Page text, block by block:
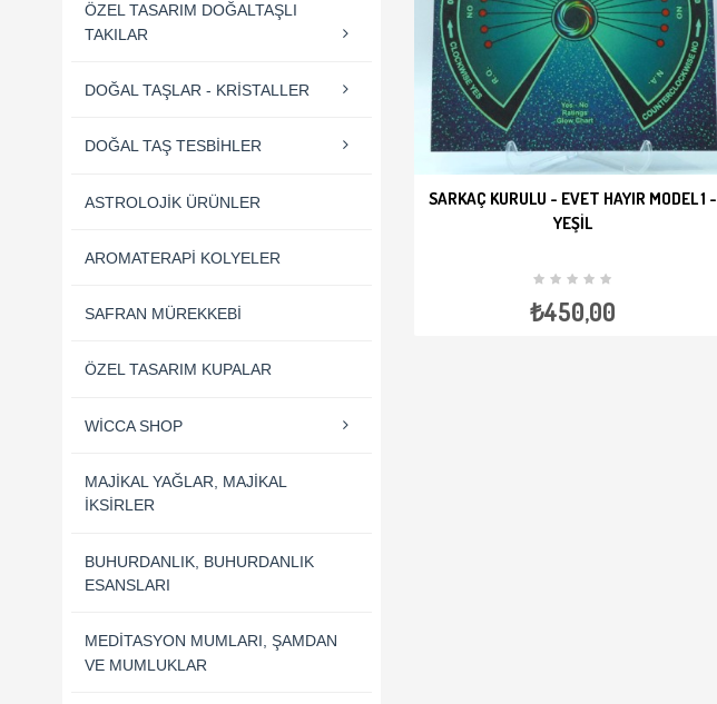
ÖZEL TASARIM DOĞALTAŞLI
TAKILAR
DOĞAL TAŞLAR - KRISTALLER
DOĞAL TAŞ TESBIHLER
ASTROLOJIK ÜRÜNLER
AROMATERAPI KOLYELER
SAFRAN MÜREKKEBI
ÖZEL TASARIM KUPALAR
WICCA SHOP
MAJIKAL YAĞLAR, MAJIKAL
İKSIRLER
BUHURDANLIK, BUHURDANLIK
ESANSLARI
MEDITASYON MUMLARI, ŞAMDAN
VE MUMLUKLAR
SARKAÇ KURULU - EVET HAYIR MODEL 1 -
YEŞIL
₺450,00